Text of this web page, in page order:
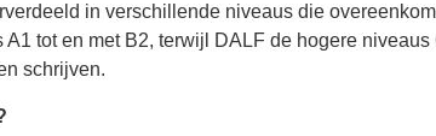
in verschillende niveaus die
A1 tot en met B2, terwijl DALF de hogere
schrijven.